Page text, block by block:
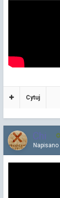
Cytuj
Chi
Napisano